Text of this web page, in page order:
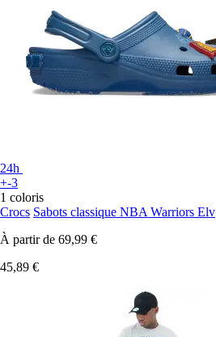
24h
+-3
1 coloris
Crocs Sabots classique NBA Warriors Elv
À partir de 69,99 €
45,89 €